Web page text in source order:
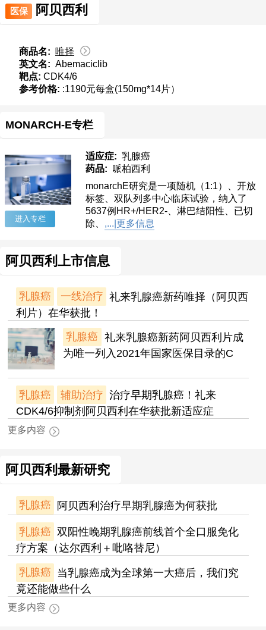
医保 阿贝西利
商品名: 唯择
英文名: Abemaciclib
靶点: CDK4/6
参考价格: :1190元每盒(150mg*14片）
MONARCH-E专栏
进入专栏
适应症: 乳腺癌
药品:
哌柏西利
monarchE研究是一项随机（1:1）、开放
标签、双队列多中心临床试验，纳入了
5637例HR+/HER2-、淋巴结阳性、已切
除、 ,...|更多信息
阿贝西利上市信息
乳腺癌 一线治疗 礼来乳腺癌新药唯择（阿贝西
利片）在华获批！
乳腺癌 礼来乳腺癌新药阿贝西利片成
为唯一列入2021年国家医保目录的C
乳腺癌 辅助治疗 治疗早期乳腺癌！礼来
CDK4/6抑制剂阿贝西利在华获批新适应症
更多内容
阿贝西利最新研究
乳腺癌 阿贝西利治疗早期乳腺癌为何获批
乳腺癌 双阳性晚期乳腺癌前线首个全口服免化
疗方案（达尔西利＋吡咯替尼）
乳腺癌 当乳腺癌成为全球第一大癌后，我们究
竟还能做些什么
更多内容